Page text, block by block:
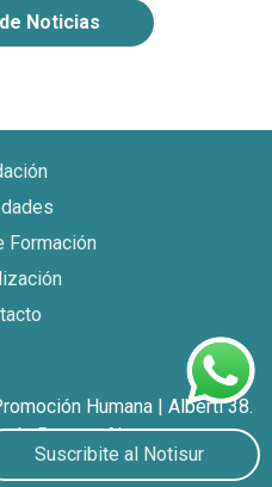
Noticias
Formación
Suscribite al Notisur
Humana | Alberti 38.
de Buenos Aires